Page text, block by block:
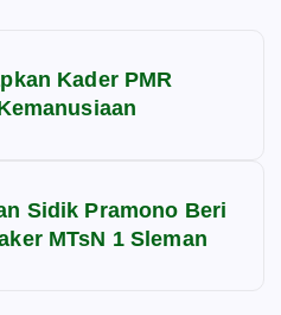
Kader PMR
Sidik Pramono Beri
MTsN 1 Sleman